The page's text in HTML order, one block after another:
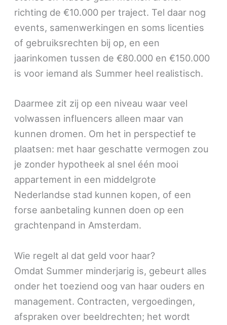
richting de €10.000 per traject. Tel daar nog
events, samenwerkingen en soms licenties
of gebruiksrechten bij op, en een
jaarinkomen tussen de €80.000 en €150.000
is voor iemand als Summer heel realistisch.
Daarmee zit zij op een niveau waar veel
volwassen influencers alleen maar van
kunnen dromen. Om het in perspectief te
plaatsen: met haar geschatte vermogen zou
je zonder hypotheek al snel één mooi
appartement in een middelgrote
Nederlandse stad kunnen kopen, of een
forse aanbetaling kunnen doen op een
grachtenpand in Amsterdam.
Wie regelt al dat geld voor haar?
Omdat Summer minderjarig is, gebeurt alles
onder het toeziend oog van haar ouders en
management. Contracten, vergoedingen,
afspraken over beeldrechten; het wordt